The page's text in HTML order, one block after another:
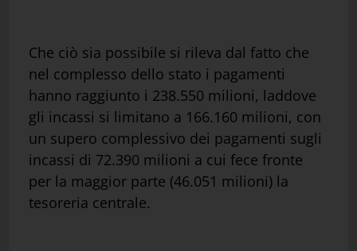
Che ciò sia possibile si rileva dal fatto che
nel complesso dello stato i pagamenti
hanno raggiunto i 238.550 milioni, laddove
gli incassi si limitano a 166.160 milioni, con
un supero complessivo dei pagamenti sugli
incassi di 72.390 milioni a cui fece fronte
per la maggior parte (46.051 milioni) la
tesoreria centrale.